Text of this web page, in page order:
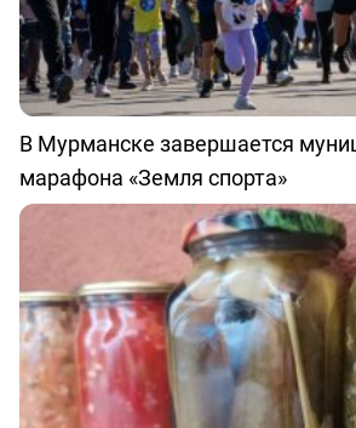
В Мурманске завершается
марафона «Земля спорта»